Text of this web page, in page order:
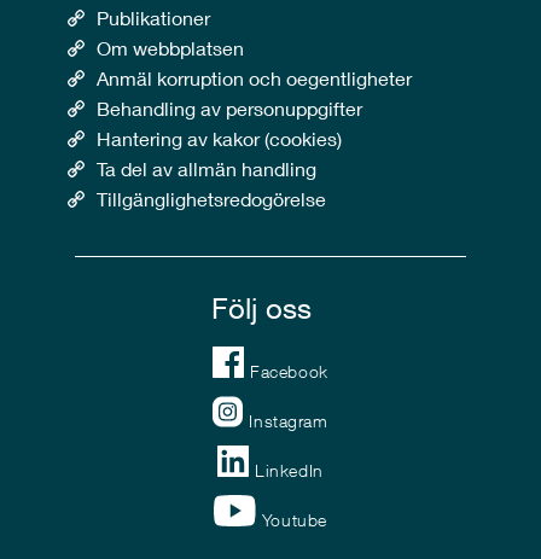
Publikationer
Om webbplatsen
Anmäl korruption och oegentligheter
Behandling av personuppgifter
Hantering av kakor (cookies)
Ta del av allmän handling
Tillgänglighetsredogörelse
Följ oss
Facebook
Instagram
LinkedIn
Youtube